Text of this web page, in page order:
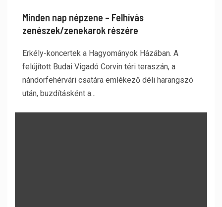
Minden nap népzene – Felhívás
zenészek/zenekarok részére
Erkély-koncertek a Hagyományok Házában. A
felújított Budai Vigadó Corvin téri teraszán, a
nándorfehérvári csatára emlékező déli harangszó
után, buzdításként a...